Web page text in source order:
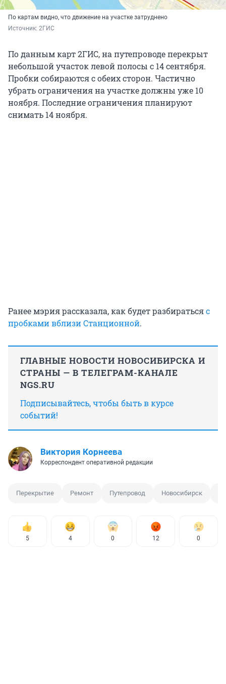
По картам видно, что движение на участке затруднено
Источник: 2ГИС
По данным карт 2ГИС, на путепроводе перекрыт
небольшой участок левой полосы с 14 сентября.
Пробки собираются с обеих сторон. Частично
убрать ограничения на участке должны уже 10
ноября. Последние ограничения планируют
снимать 14 ноября.
Ранее мэрия рассказала, как будет разбиратьсяс
пробками вблизи Станционной.
ГЛАВНЫЕ НОВОСТИ НОВОСИБИРСКА И
СТРАНЫ — В ТЕЛЕГРАМ-КАНАЛЕ
NGS.RU
Подписывайтесь, чтобы быть в курсе
событий!
Виктория Корнеева
Корреспондент оперативной редакции
Перекрытие Ремонт Путепровод Новосибирск
5 4 0 12 0